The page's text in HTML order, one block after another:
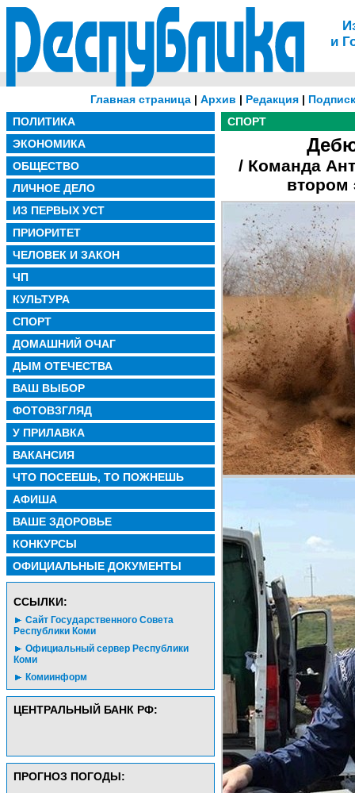
и
Главная страница| Архив | Редакция|
ПОЛИТИКА
ЭКОНОМИКА
ОБЩЕСТВО
ЛИЧНОЕ ДЕЛО
ИЗ ПЕРВЫХ УСТ
ПРИОРИТЕТ
ЧЕЛОВЕК И ЗАКОН
ЧП
КУЛЬТУРА
СПОРТ
ДОМАШНИЙ ОЧАГ
ДЫМ ОТЕЧЕСТВА
ВАШ ВЫБОР
ФОТОВЗГЛЯД
У ПРИЛАВКА
ВАКАНСИЯ
ЧТО ПОСЕЕШЬ, ТО ПОЖНЕШЬ
АФИША
ВАШЕ ЗДОРОВЬЕ
КОНКУРСЫ
ОФИЦИАЛЬНЫЕ ДОКУМЕНТЫ
CСЫЛКИ:
Сайт Государственного Совета
Республики Коми
Официальный сервер Республики
Коми
Комиинформ
ЦЕНТРАЛЬНЫЙ БАНК РФ:
ПРОГНОЗ ПОГОДЫ:
СПОРТ
/ Команда
втором